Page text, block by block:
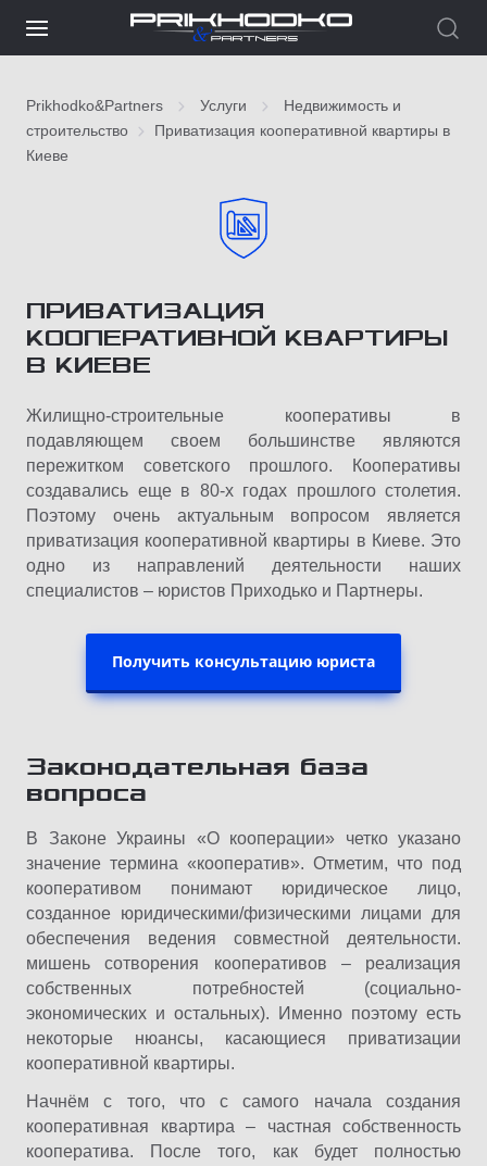
Prikhodko&Partners Услуги
Недвижимость и
строительство
Приватизация кооперативной квартиры в
Киеве
ПРИВАТИЗАЦИЯ
КООПЕРАТИВНОЙ КВАРТИРЫ
В КИЕВЕ
Жилищно-строительные кооперативы в
подавляющем своем большинстве являются
пережитком советского прошлого. Кооперативы
создавались еще в 80-х годах прошлого столетия.
Поэтому очень актуальным вопросом является
приватизация кооперативной квартиры в Киеве. Это
одно из направлений деятельности наших
специалистов – юристов Приходько и Партнеры.
Получить консультацию юриста
Законодательная база
вопроса
В Законе Украины «О кооперации» четко указано
значение термина «кооператив». Отметим, что под
кооперативом понимают юридическое лицо,
созданное юридическими/физическими лицами для
обеспечения ведения совместной деятельности.
мишень сотворения кооперативов – реализация
собственных потребностей (социально-
экономических и остальных). Именно поэтому есть
некоторые нюансы, касающиеся приватизации
кооперативной квартиры.
Начнём с того, что с самого начала создания
кооперативная квартира – частная собственность
кооператива. После того, как будет полностью